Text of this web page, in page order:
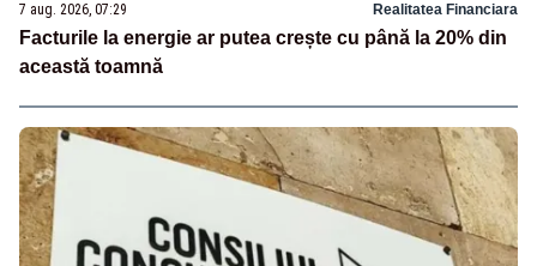
7 aug. 2026, 07:29 Realitatea Financiara
Facturile la energie ar putea crește cu până la 20% din
această toamnă